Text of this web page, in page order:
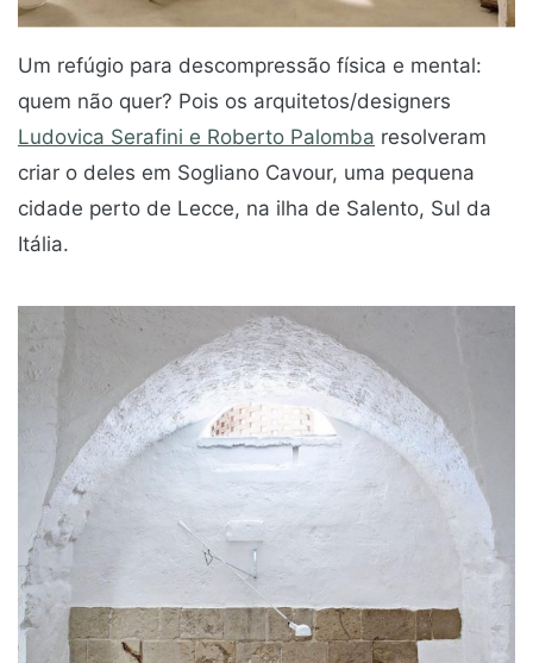
Um refúgio para descompressão física e mental:
quem não quer? Pois os arquitetos/designers
Ludovica Serafini e Roberto Palomba resolveram
criar o deles em Sogliano Cavour, uma pequena
cidade perto de Lecce, na ilha de Salento, Sul da
Itália.